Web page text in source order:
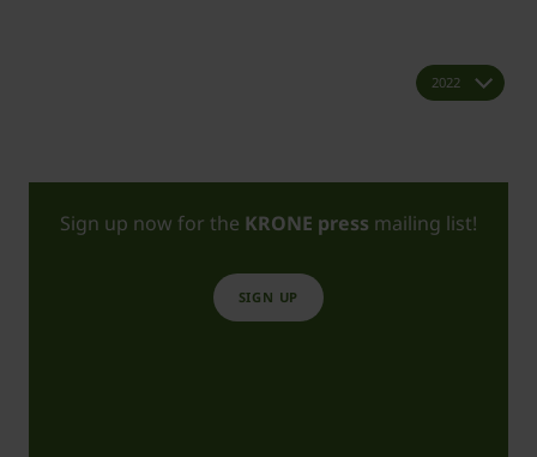
Sign up now for the KRONE press mailing list!
SIGN UP